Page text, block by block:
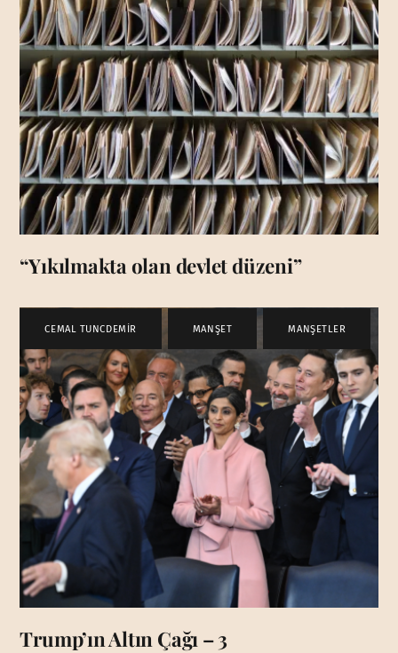
“Yıkılmakta olan devlet düzeni”
CEMAL TUNCDEMİR MANŞET MANŞETLER
Trump’ın Altın Çağı – 3